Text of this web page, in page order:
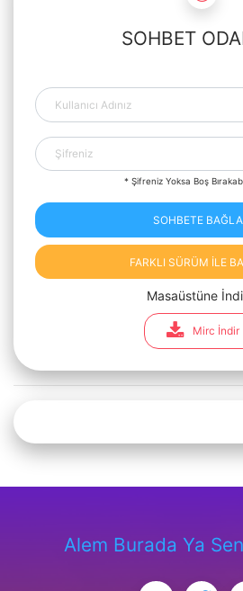
SOHBET
* Şifreniz Yoksa Boş
SOHBETE
FARKLI SÜRÜM İLE
Masaüstüne
Mirc İndir
Alem Burada Ya